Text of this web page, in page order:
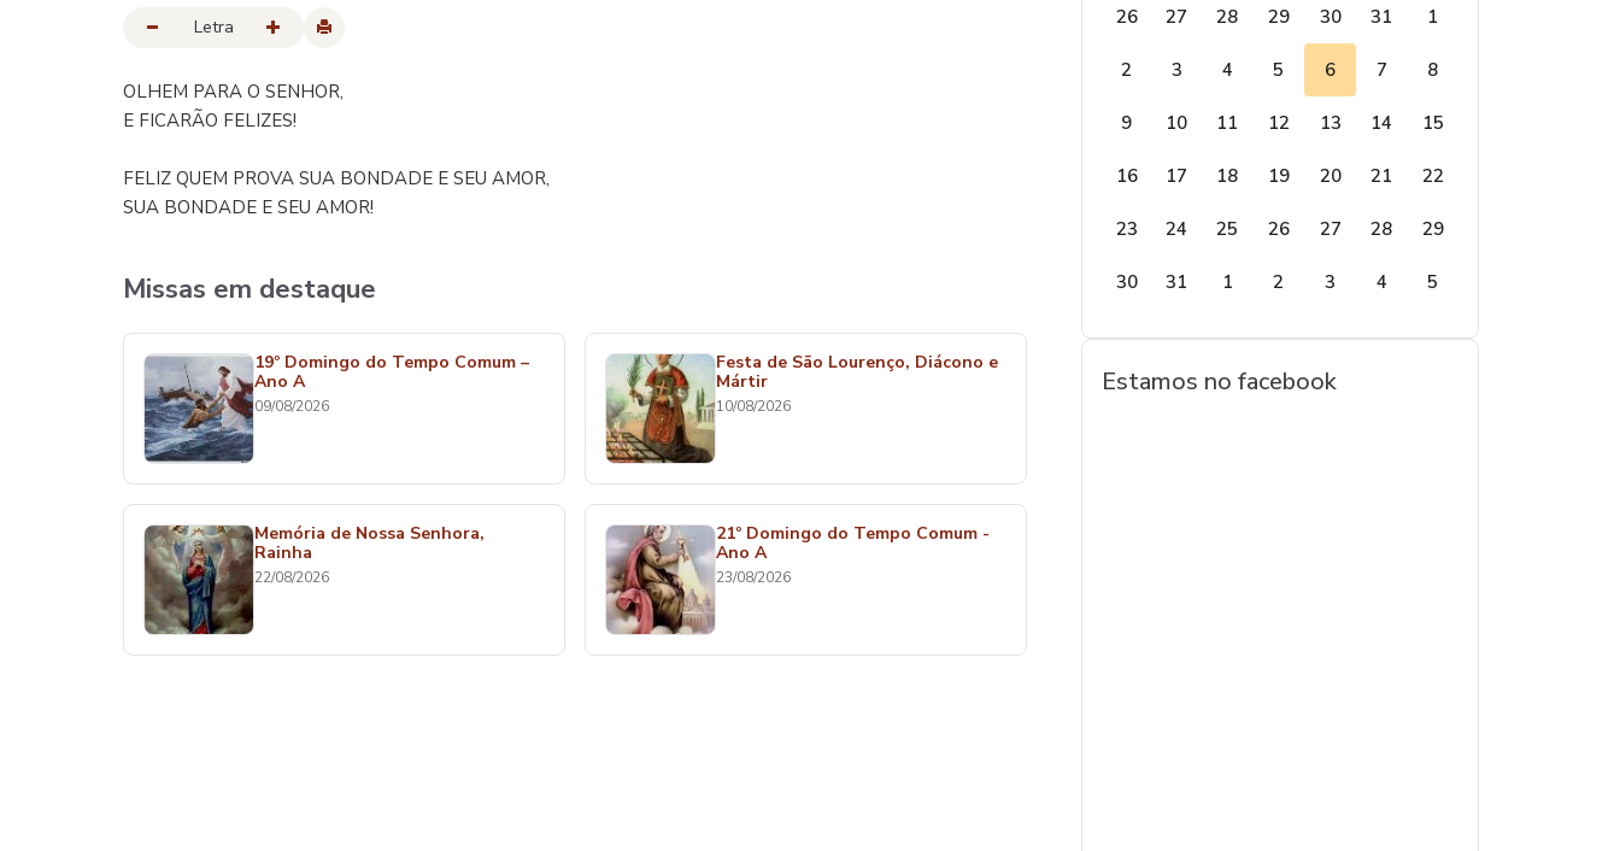
Letra
OLHEM PARA O SENHOR,
E FICARÃO FELIZES!
FELIZ QUEM PROVA SUA BONDADE E SEU AMOR,
SUA BONDADE E SEU AMOR!
Missas em destaque
19º Domingo do Tempo Comum –
Ano A
09/08/2026
Festa de São Lourenço, Diácono e
Mártir
10/08/2026
Memória de Nossa Senhora,
Rainha
22/08/2026
21º Domingo do Tempo Comum -
Ano A
23/08/2026
26
27 28 29 30 31 1
2 3 4 5 6 7 8
9 10 11 12 13 14 15
16 17 18 19 20 21 22
23 24 25 26 27 28 29
30 31 1 2 3 4 5
Estamos no facebook